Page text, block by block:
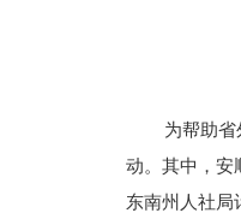
为帮助
动。其中，安
东南州人社局